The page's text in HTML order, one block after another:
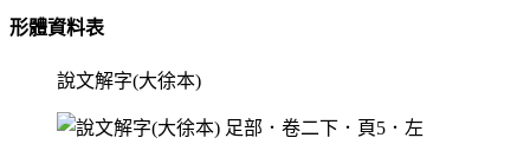
形體資料表
說文解字(大徐本)